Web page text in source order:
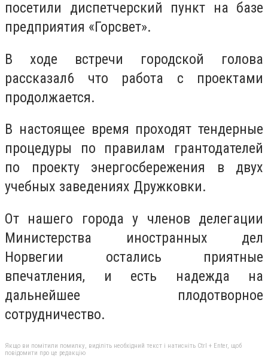
посетили диспетчерский пункт на базе
предприятия «Горсвет».
В ходе встречи городской голова
рассказал6 что работа с проектами
продолжается.
В настоящее время проходят тендерные
процедуры по правилам грантодателей
по проекту энергосбережения в двух
учебных заведениях Дружковки.
От нашего города у членов делегации
Министерства иностранных дел
Норвегии остались приятные
впечатления, и есть надежда на
дальнейшее плодотворное
сотрудничество.
Якщо ви помітили помилку, виділіть необхідний текст і натисніть Ctrl + Enter, щоб
повідомити про це редакцію